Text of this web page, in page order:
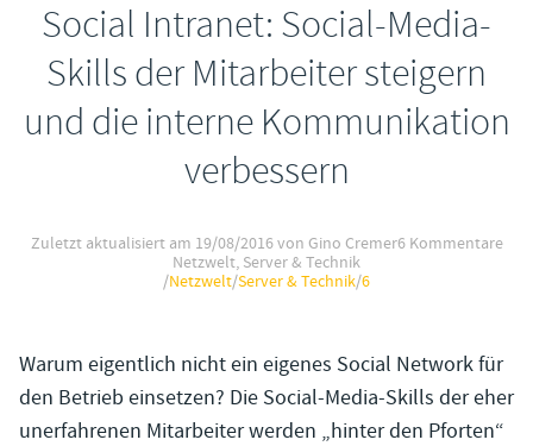
Social Intranet: Social-Media-
Skills der Mitarbeiter steigern
und die interne Kommunikation
verbessern
Zuletzt aktualisiert am 19/08/2016von Gino Cremer6 Kommentare
Netzwelt, Server & Technik
/Netzwelt/Server & Technik/6
Warum eigentlich nicht ein eigenes Social Network für
den Betrieb einsetzen? Die Social-Media-Skills der eher
unerfahrenen Mitarbeiter werden „hinter den Pforten“